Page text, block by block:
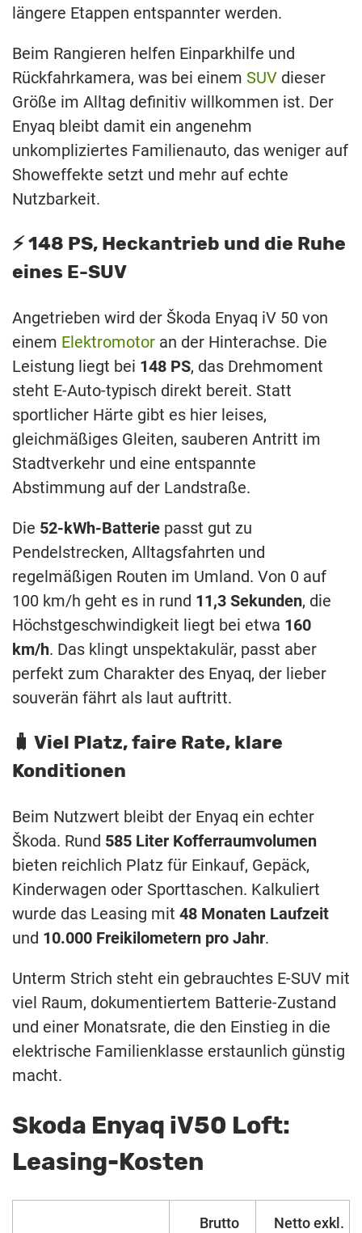
längere Etappen entspannter werden.
Beim Rangieren helfen Einparkhilfe und
Rückfahrkamera, was bei einem SUV dieser
Größe im Alltag definitiv willkommen ist. Der
Enyaq bleibt damit ein angenehm
unkompliziertes Familienauto, das weniger auf
Showeffekte setzt und mehr auf echte
Nutzbarkeit.
⚡️ 148 PS, Heckantrieb und die Ruhe
eines E-SUV
Angetrieben wird der Škoda Enyaq iV 50 von
einem Elektromotor an der Hinterachse. Die
Leistung liegt bei 148 PS, das Drehmoment
steht E-Auto-typisch direkt bereit. Statt
sportlicher Härte gibt es hier leises,
gleichmäßiges Gleiten, sauberen Antritt im
Stadtverkehr und eine entspannte
Abstimmung auf der Landstraße.
Die 52-kWh-Batterie passt gut zu
Pendelstrecken, Alltagsfahrten und
regelmäßigen Routen im Umland. Von 0 auf
100 km/h geht es in rund 11,3 Sekunden, die
Höchstgeschwindigkeit liegt bei etwa 160
km/h. Das klingt unspektakulär, passt aber
perfekt zum Charakter des Enyaq, der lieber
souverän fährt als laut auftritt.
🧳 Viel Platz, faire Rate, klare
Konditionen
Beim Nutzwert bleibt der Enyaq ein echter
Škoda. Rund 585 Liter Kofferraumvolumen
bieten reichlich Platz für Einkauf, Gepäck,
Kinderwagen oder Sporttaschen. Kalkuliert
wurde das Leasing mit 48 Monaten Laufzeit
und 10.000 Freikilometern pro Jahr.
Unterm Strich steht ein gebrauchtes E-SUV mit
viel Raum, dokumentiertem Batterie-Zustand
und einer Monatsrate, die den Einstieg in die
elektrische Familienklasse erstaunlich günstig
macht.
Skoda Enyaq iV50 Loft:
Leasing-Kosten
Brutto
Netto exkl.